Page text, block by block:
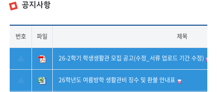
공지사항
번호 파일 제목
26-2학기 학생생활관 모집 공고(수정_서류 업로드 기간 수정)
26학년도 여름방학 생활관비 징수 및 환불 안내표